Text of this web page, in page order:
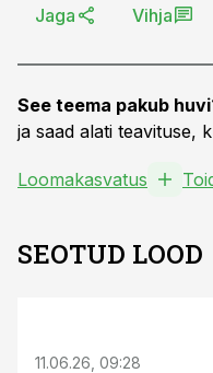
Jaga Vihja
See teema pakub
ja saad alati teavituse,
Loomakasvatus
SEOTUD LOOD
11.06.26, 09:28